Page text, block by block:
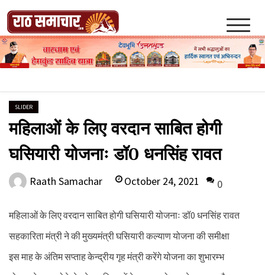
content
Raath Samachar
SLIDER
महिलाओं के लिए वरदान साबित होगी
घसियारी योजनाः डॉ0 धनसिंह रावत
Raath Samachar October 24, 2021 0
महिलाओं के लिए वरदान साबित होगी घसियारी योजनाः डॉ0 धनसिंह रावत
सहकारिता मंत्री ने की मुख्यमंत्री घसियारी कल्याण योजना की समीक्षा
इस माह के अंतिम सप्ताह केन्द्रीय गृह मंत्री करेंगे योजना का शुभारम्भ